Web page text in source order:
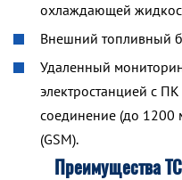
охлаждающей
Внешний топливный
Удаленный
электростанцией с
соединение (до 1200
(GSM).
Преимущества